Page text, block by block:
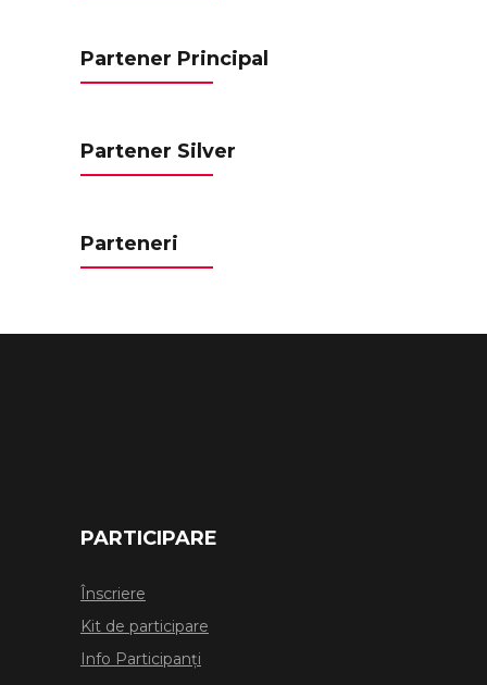
Partener Principal
Partener Silver
Parteneri
PARTICIPARE
Înscriere
Kit de participare
Info Participanți